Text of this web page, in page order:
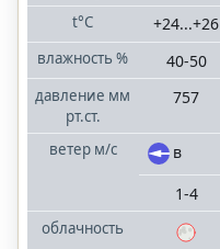
t°C
влажность%
давление мм
рт.ст.
ветер м/с
облачность
+24...+26
40-50
757
в
1-4
Казань
Татарстан
Краснодар
Краснодарский
край
Москва
Московская